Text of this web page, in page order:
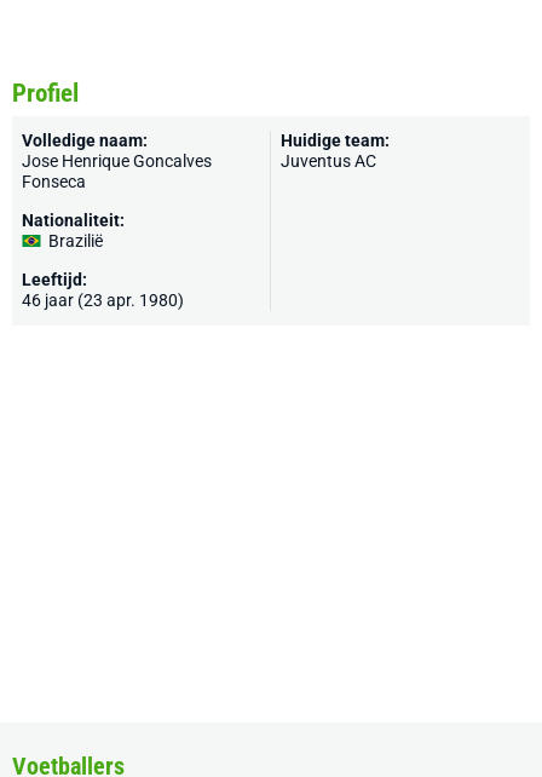
Profiel
Volledige naam:
Jose Henrique Goncalves
Fonseca
Nationaliteit:
Brazilië
Leeftijd:
46 jaar (23 apr. 1980)
Huidige team:
Juventus AC
Voetballers